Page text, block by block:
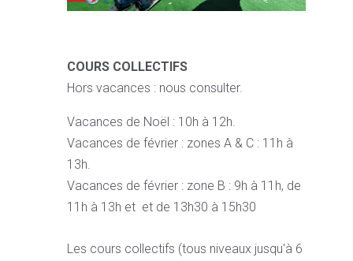
COURS COLLECTIFS
Hors vacances : nous consulter.
Vacances de Noël : 10h à 12h.
Vacances de février : zones A & C : 11h à
13h.
Vacances de février : zone B : 9h à 11h, de
11h à 13h et et de 13h30 à 15h30
Les cours collectifs (tous niveaux jusqu'à 6